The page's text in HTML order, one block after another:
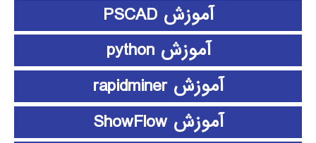
آموزش PSCAD
آموزش python
آموزش rapidminer
آموزش ShowFlow